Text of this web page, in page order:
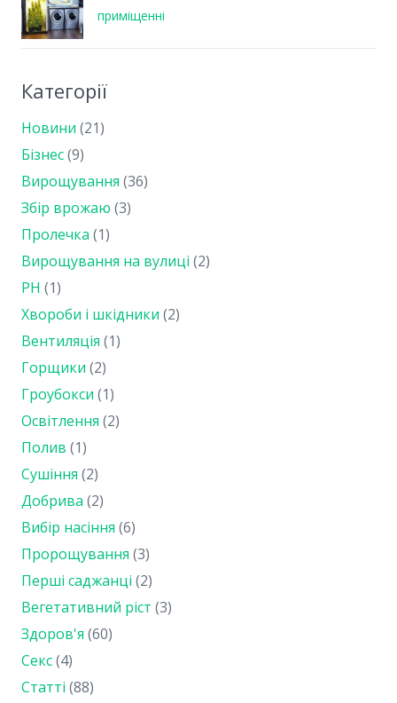
приміщенні
Категорії
Новини (21)
Бізнес(9)
Вирощування (36)
Збір врожаю (3)
Пролечка (1)
Вирощування на вулиці (2)
PH (1)
Хвороби і шкідники (2)
Вентиляція (1)
Горщики (2)
Гроубокси (1)
Освітлення (2)
Полив (1)
Сушіння (2)
Добрива (2)
Вибір насіння (6)
Пророщування (3)
Перші саджанці (2)
Вегетативний ріст (3)
Здоров'я (60)
Секс(4)
Статті (88)